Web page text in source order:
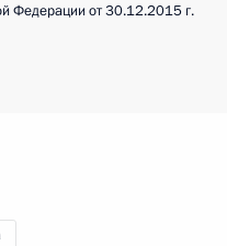
Федерации от 30.12.2015 г.